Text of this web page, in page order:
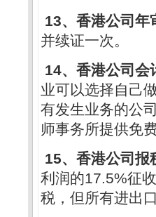
13、香港公司年
并续证一次。
14、香港公司会
业可以选择自己
有发生业务的公
师事务所提供免
15、香港公司报
利润的17.5%征
税，但所有进出